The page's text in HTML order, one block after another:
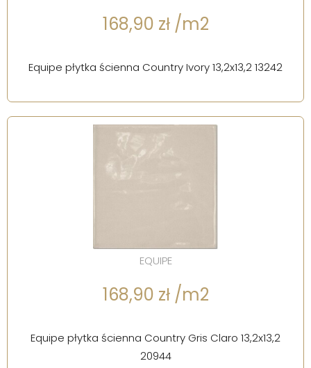
168,90 zł /m2
Equipe płytka ścienna Country Ivory 13,2x13,2 13242
EQUIPE
168,90 zł /m2
Equipe płytka ścienna Country Gris Claro 13,2x13,2
20944